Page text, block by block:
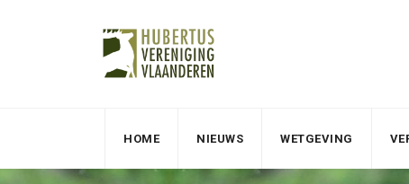
HOME NIEUWS WETGEVING